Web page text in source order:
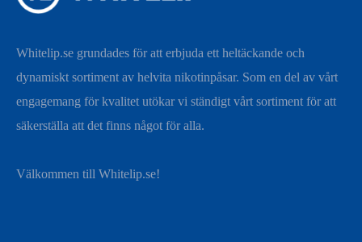
Whitelip.se grundades för att erbjuda ett heltäckande och
dynamiskt sortiment av helvita nikotinpåsar. Som en del av vårt
engagemang för kvalitet utökar vi ständigt vårt sortiment för att
säkerställa att det finns något för alla.
Välkommen till Whitelip.se!